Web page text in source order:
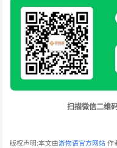
扫描微信二维
版权声明:本文由游物语官方网站 作